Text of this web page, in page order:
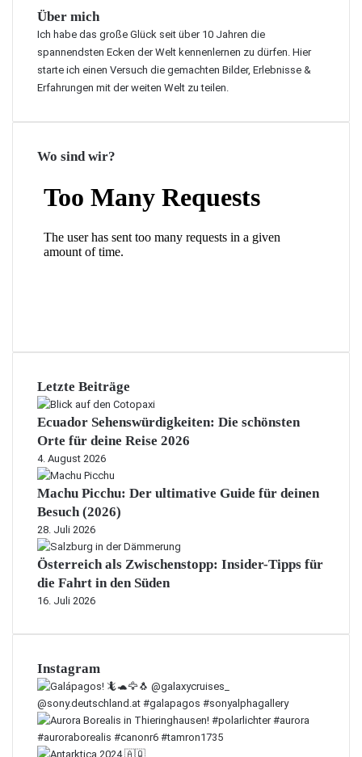
t
H
o
t
e
D
b
n
t
o
w
n
D
b
i
Über mich
Ich habe das große Glück seit über 10 Jahren die
spannendsten Ecken der Welt kennenlernen zu dürfen. Hier
starte ich einen Versuch die gemachten Bilder, Erlebnisse &
Erfahrungen mit der weiten Welt zu teilen.
Wo sind wir?
Letzte Beiträge
Ecuador Sehenswürdigkeiten: Die schönsten
Orte für deine Reise 2026
4. August 2026
Machu Picchu: Der ultimative Guide für deinen
Besuch (2026)
28. Juli 2026
Österreich als Zwischenstopp: Insider-Tipps für
die Fahrt in den Süden
16. Juli 2026
Instagram